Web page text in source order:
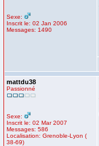
Sexe:
Inscrit le: 02 Jan 2006
Messages: 1490
mattdu38
Passionné
Sexe:
Inscrit le: 02 Mar 2007
Messages: 586
Localisation: Grenoble-Lyon (
38-69)